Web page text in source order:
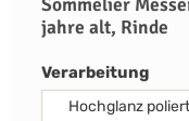
jahre alt, Rinde
Verarbeitung
Hochglanz poliert